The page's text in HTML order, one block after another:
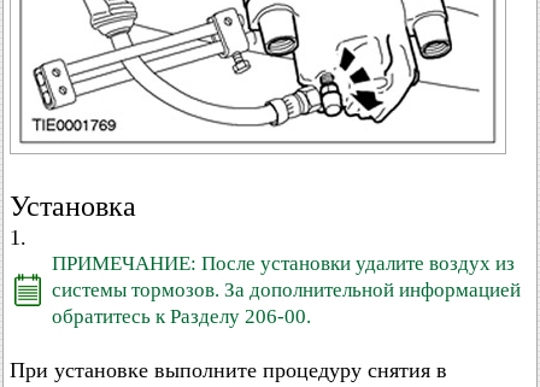
Установка
1.
ПРИМЕЧАНИЕ: После установки удалите воздух из
системы тормозов. За дополнительной информацией
обратитесь к Разделу 206-00.
При установке выполните процедуру снятия в